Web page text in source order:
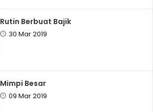
Rutin Berbuat Bajik
30 Mar 2019
Mimpi Besar
09 Mar 2019